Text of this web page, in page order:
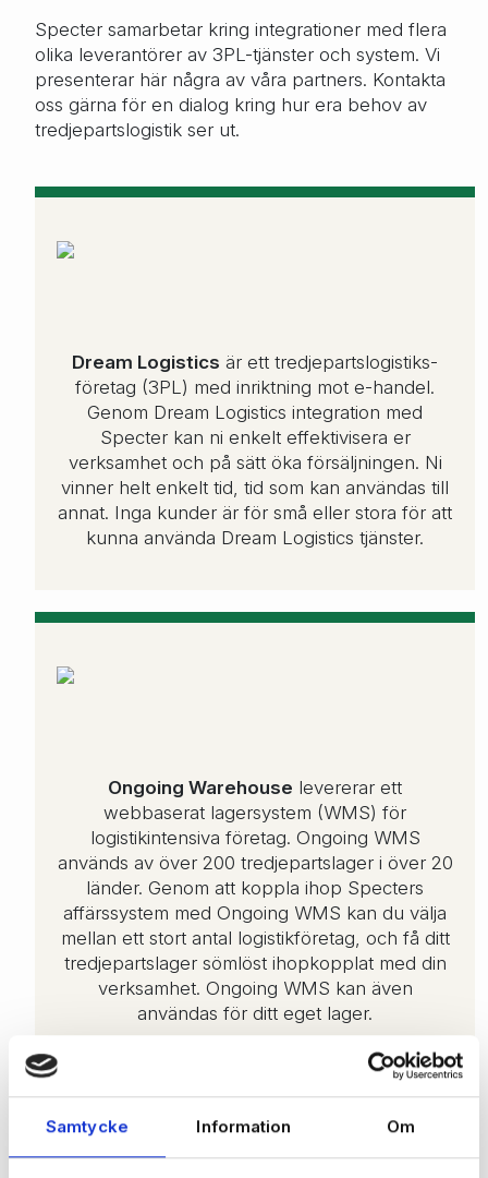
Samtycke Information Om
Specter samarbetar kring integrationer med flera
olika leverantörer av 3PL-tjänster och system. Vi
presenterar här några av våra partners. Kontakta
oss gärna för en dialog kring hur era behov av
tredjepartslogistik ser ut.
Dream Logistics är ett tredjepartslogistiks-
företag (3PL) med inriktning mot e-handel.
Genom Dream Logistics integration med
Specter kan ni enkelt effektivisera er
verksamhet och på sätt öka försäljningen. Ni
vinner helt enkelt tid, tid som kan användas till
annat. Inga kunder är för små eller stora för att
kunna använda Dream Logistics tjänster.
Ongoing Warehouse levererar ett
webbaserat lagersystem (WMS) för
logistikintensiva företag. Ongoing WMS
används av över 200 tredjepartslager i över 20
länder. Genom att koppla ihop Specters
affärssystem med Ongoing WMS kan du välja
mellan ett stort antal logistikföretag, och få ditt
tredjepartslager sömlöst ihopkopplat med din
verksamhet. Ongoing WMS kan även
användas för ditt eget lager.